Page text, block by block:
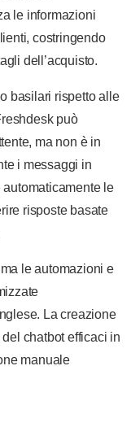
le informazioni
costringendo
dell’acquisto.
basilari rispetto alle
può
ma non è in
i messaggi in
automaticamente le
risposte basate
le automazioni e
La creazione
chatbot efficaci in
manuale